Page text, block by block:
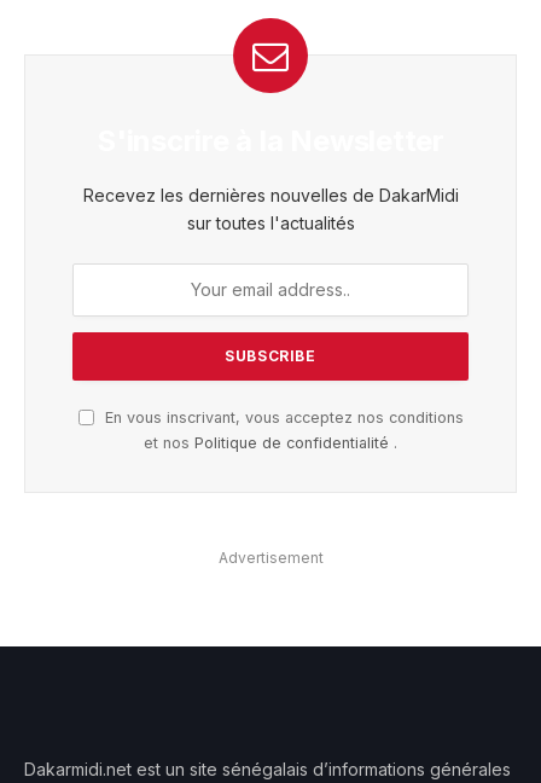
Recevez les dernières nouvelles de DakarMidi
sur toutes l'actualités
En vous inscrivant, vous acceptez nos conditions
et nos Politique de confidentialité .
Advertisement
Dakarmidi.net est un site sénégalais d’informations générales